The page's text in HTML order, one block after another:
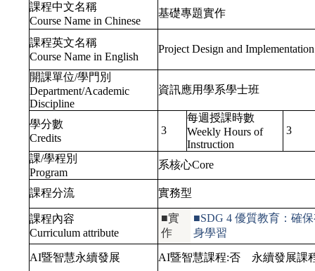
課程中文名稱
Course Name in Chinese
基礎專題實作
課程英文名稱
Course Name in English
Project Design and Implementation
開課單位/學門別
Department/Academic
Discipline
資訊應用學系學士班
學分數
Credits
3
每週授課時數
Weekly Hours of
Instruction
3
課/學程別
Program
系核心Core
課程分流 實務型
課程內容
Curriculum attribute
■實
作
■SDG 4 優質教育：確
身學習
AI暨智慧永續發展 AI暨智慧課程:否 永續發展課